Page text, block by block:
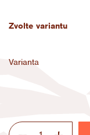
Zvolte variantu
Varianta